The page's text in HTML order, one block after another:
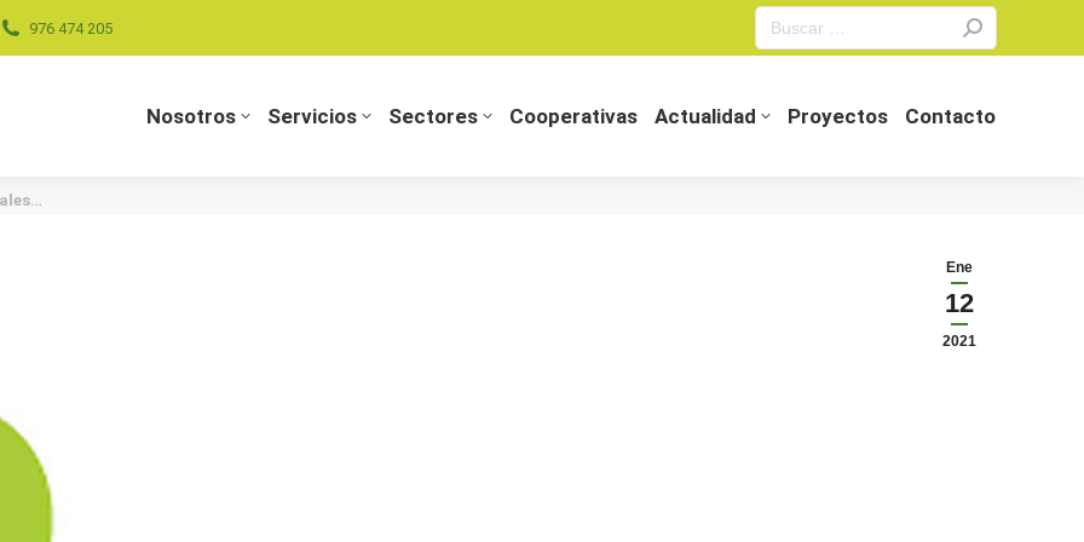
976 474 205
Search:
Nosotros Servicios Sectores Cooperativas Actualidad Proyectos Contacto
Ene
12
2021
Actualidad Proyectos Contacto